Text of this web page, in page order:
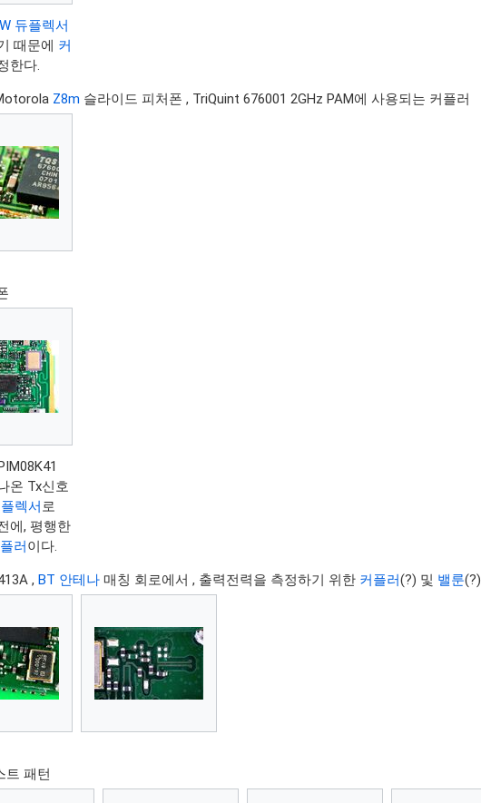
듀플렉서
때문에 커
한다.
Z8m 슬라이드 피처폰 , TriQuint 676001 2GHz PAM에 사용되는 커플러
온 Tx신호
렉서 로
에, 평행한
러이다.
,BT 안테나 매칭 회로에서 , 출력전력을 측정하기 위한 커플러(?) 및 밸룬(?)
트 패턴